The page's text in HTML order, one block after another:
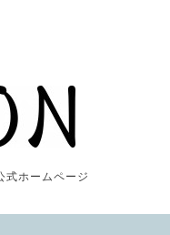
ホームページ